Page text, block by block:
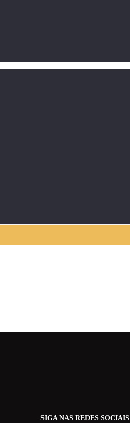
SIGA NAS REDES SOCIAIS